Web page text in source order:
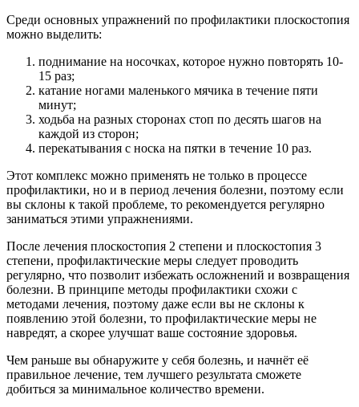
Среди основных упражнений по профилактики плоскостопия
можно выделить:
поднимание на носочках, которое нужно повторять 10-
15 раз;
катание ногами маленького мячика в течение пяти
минут;
ходьба на разных сторонах стоп по десять шагов на
каждой из сторон;
перекатывания с носка на пятки в течение 10 раз.
Этот комплекс можно применять не только в процессе
профилактики, но и в период лечения болезни, поэтому если
вы склоны к такой проблеме, то рекомендуется регулярно
заниматься этими упражнениями.
После лечения плоскостопия 2 степени и плоскостопия 3
степени, профилактические меры следует проводить
регулярно, что позволит избежать осложнений и возвращения
болезни. В принципе методы профилактики схожи с
методами лечения, поэтому даже если вы не склоны к
появлению этой болезни, то профилактические меры не
навредят, а скорее улучшат ваше состояние здоровья.
Чем раньше вы обнаружите у себя болезнь, и начнёт её
правильное лечение, тем лучшего результата сможете
добиться за минимальное количество времени.